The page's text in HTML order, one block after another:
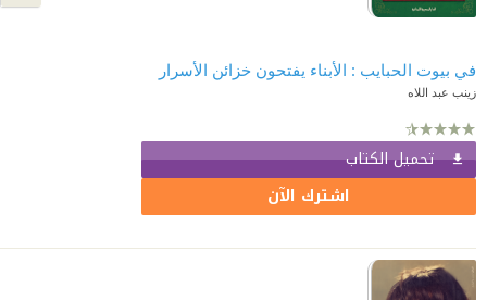
في بيوت الحبايب : الأبناء يفتحون خزائن الأسرار
زينب عبد اللاه
تحميل الكتاب
اشترك الآن